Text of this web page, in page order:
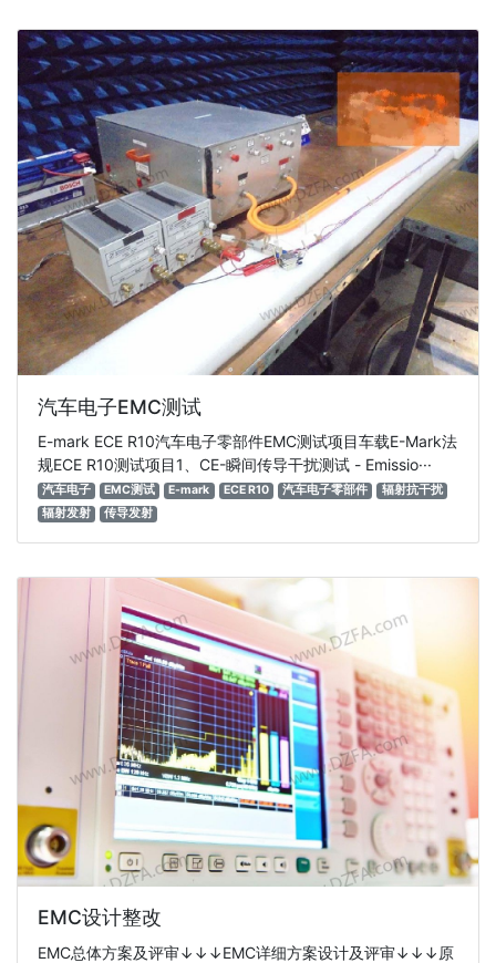
汽车电子EMC测试
E-mark ECE R10汽车电子零部件EMC测试项目车载E-Mark法
规ECE R10测试项目1、CE-瞬间传导干扰测试 - Emissio···
汽车电子 EMC测试 E-mark ECE R10 汽车电子零部件
辐射抗干扰
辐射发射
传导发射
EMC设计整改
EMC总体方案及评审↓↓↓EMC详细方案设计及评审↓↓↓原